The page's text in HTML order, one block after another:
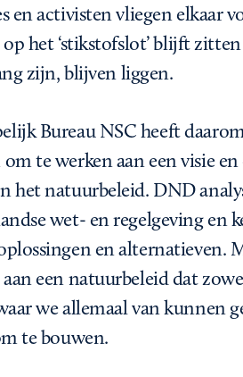
en activisten vliegen elkaar
het ‘stikstofslot’ blijft
zijn, blijven liggen.
Bureau NSC heeft
te werken aan een visie
het natuurbeleid. DND
wet- en regelgeving en
en alternatieven.
een natuurbeleid dat
we allemaal van kunnen
te bouwen.